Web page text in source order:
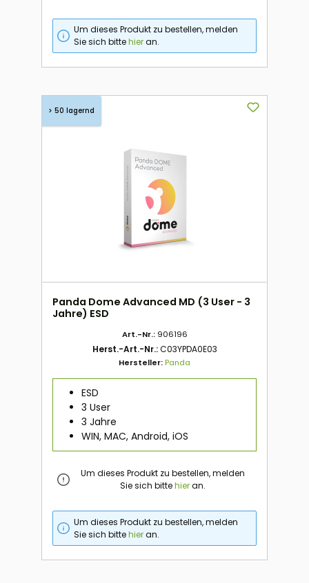
Um dieses Produkt zu bestellen, melden
Sie sich bittehieran.
> 50 lagernd
Panda Dome Advanced MD (3 User - 3
Jahre) ESD
Art.-Nr.: 906196
Herst.-Art.-Nr.:C03YPDA0E03
Hersteller:Panda
ESD
3 User
3 Jahre
WIN, MAC, Android, iOS
Um dieses Produkt zu bestellen, melden
Sie sich bittehieran.
Um dieses Produkt zu bestellen, melden
Sie sich bittehieran.